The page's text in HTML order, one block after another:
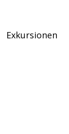
Exkursionen